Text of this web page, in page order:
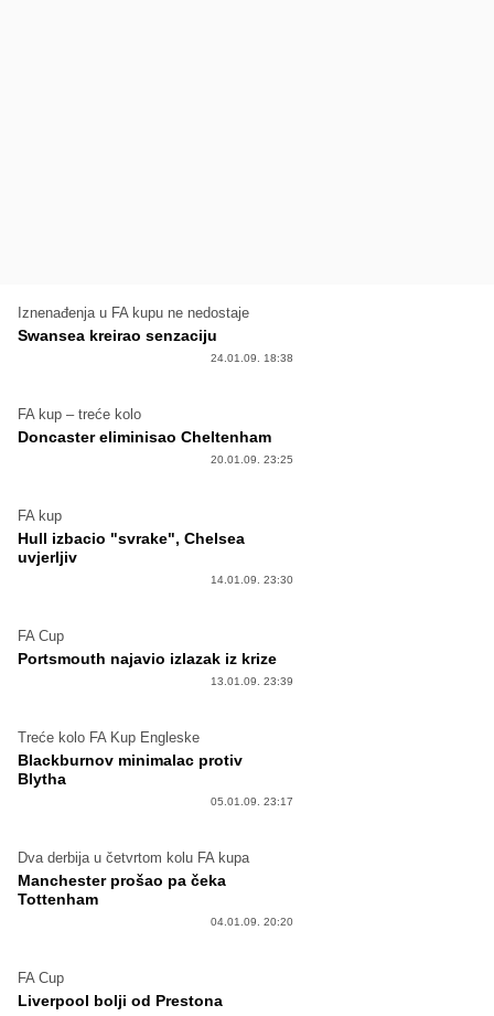
Iznenađenja u FA kupu ne nedostaje
Swansea kreirao senzaciju
24.01.09. 18:38
FA kup – treće kolo
Doncaster eliminisao Cheltenham
20.01.09. 23:25
FA kup
Hull izbacio "svrake", Chelsea
uvjerljiv
14.01.09. 23:30
FA Cup
Portsmouth najavio izlazak iz krize
13.01.09. 23:39
Treće kolo FA Kup Engleske
Blackburnov minimalac protiv
Blytha
05.01.09. 23:17
Dva derbija u četvrtom kolu FA kupa
Manchester prošao pa čeka
Tottenham
04.01.09. 20:20
FA Cup
Liverpool bolji od Prestona